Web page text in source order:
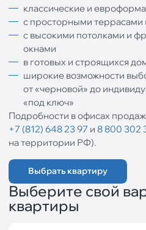
классические и
с просторными террасами
с высокими потолками и
окнами
в готовых и строящихся
широкие возможности
от «черновой» до
«под ключ»
Подробности в офисах
+7 (812) 648 23 97 и 8 800 302
на территории РФ).
Выбрать квартиру
Выберите свой
квартиры